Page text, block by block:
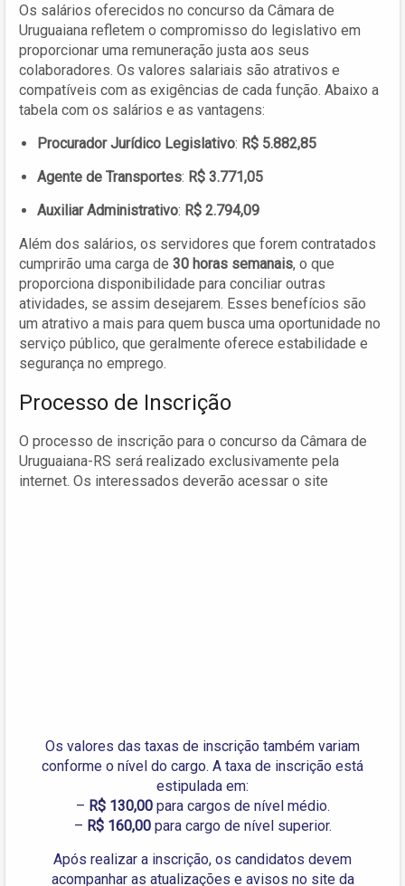
Os salários oferecidos no concurso da Câmara de
Uruguaiana refletem o compromisso do legislativo em
proporcionar uma remuneração justa aos seus
colaboradores. Os valores salariais são atrativos e
compatíveis com as exigências de cada função. Abaixo a
tabela com os salários e as vantagens:
Procurador Jurídico Legislativo: R$ 5.882,85
Agente de Transportes: R$ 3.771,05
Auxiliar Administrativo: R$ 2.794,09
Além dos salários, os servidores que forem contratados
cumprirão uma carga de 30 horas semanais, o que
proporciona disponibilidade para conciliar outras
atividades, se assim desejarem. Esses benefícios são
um atrativo a mais para quem busca uma oportunidade no
serviço público, que geralmente oferece estabilidade e
segurança no emprego.
Processo de Inscrição
O processo de inscrição para o concurso da Câmara de
Uruguaiana-RS será realizado exclusivamente pela
internet. Os interessados deverão acessar o site
Os valores das taxas de inscrição também variam
conforme o nível do cargo. A taxa de inscrição está
estipulada em:
– R$ 130,00para cargos de nível médio.
– R$ 160,00para cargo de nível superior.
Após realizar a inscrição, os candidatos devem
acompanhar as atualizações e avisos no site da